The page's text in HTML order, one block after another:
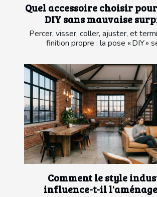
Quel accessoire choisir
DIY sans mauvaise
Percer, visser, coller, ajuster, et
finition propre : la pose « DIY »
Comment le style
influence-t-il